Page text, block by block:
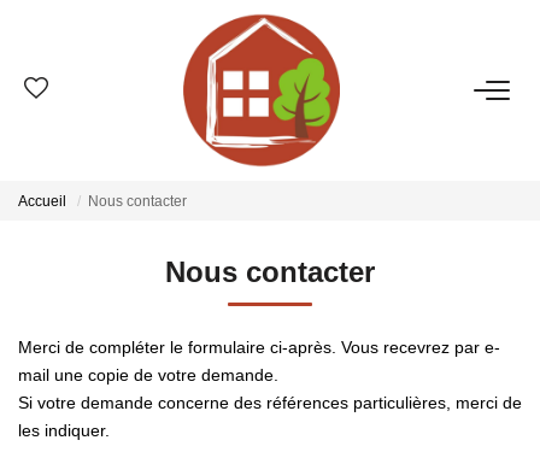
VENTES
LOCATIONS
GESTION
LE GROUPE
Accueil Nous contacter
Nous contacter
Merci de compléter le formulaire ci-après. Vous recevrez par e-
mail une copie de votre demande.
Si votre demande concerne des références particulières, merci de
les indiquer.